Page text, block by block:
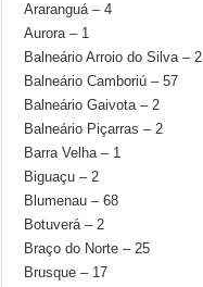
Araranguá – 4
Aurora – 1
Balneário Arroio do Silva – 2
Balneário Camboriú – 57
Balneário Gaivota – 2
Balneário Piçarras – 2
Barra Velha – 1
Biguaçu – 2
Blumenau – 68
Botuverá – 2
Braço do Norte – 25
Brusque – 17